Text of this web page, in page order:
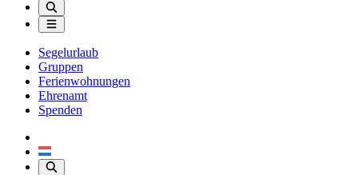
Segelurlaub
Gruppen
Ferienwohnungen
Ehrenamt
Spenden